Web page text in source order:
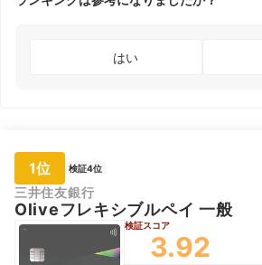
はい
1位 検証4位
三井住友銀行
Oliveフレキシブルペイ 一般
検証スコア
3.92